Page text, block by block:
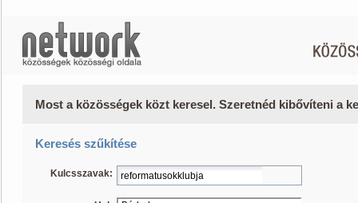
Most a közösségek közt keresel. Szeretnéd kibővíteni a
Keresés szűkítése
Kulcsszavak: